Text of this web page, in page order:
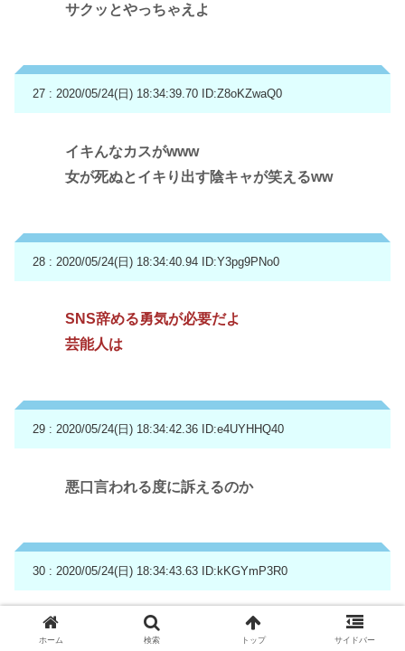
サクッとやっちゃえよ
27 : 2020/05/24(日) 18:34:39.70 ID:Z8oKZwaQ0
イキんなカスがwww
女が死ぬとイキり出す陰キャが笑えるww
28 : 2020/05/24(日) 18:34:40.94 ID:Y3pg9PNo0
SNS辞める勇気が必要だよ
芸能人は
29 : 2020/05/24(日) 18:34:42.36 ID:e4UYHHQ40
悪口言われる度に訴えるのか
30 : 2020/05/24(日) 18:34:43.63 ID:kKGYmP3R0
結局アンチを56すことはいいってことなの？
ホーム 検索 トップ サイドバー